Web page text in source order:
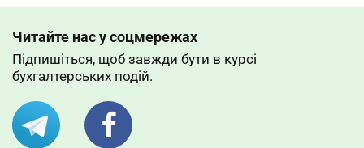
Читайте нас у соцмережах
Підпишіться, щоб завжди бути в курсі
бухгалтерських подій.